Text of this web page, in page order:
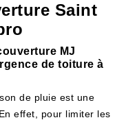
Saint
MJ
de toiture à
de pluie est une
effet, pour limiter les